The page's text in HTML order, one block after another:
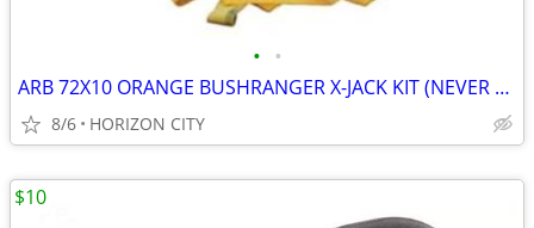
• •
ARB 72X10 ORANGE BUSHRANGER X-JACK KIT (NEVER USED)
8/6 HORIZON CITY
$10